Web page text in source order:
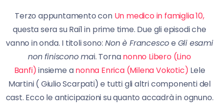
Terzo appuntamento conUn medico in famiglia 10,
questa sera su Rai1 in prime time. Due gli episodi che
vanno in onda. I titoli sono: Non è Francescoe Gli esami
non finiscono mai. Tornanonno Libero (Lino
Banfi)insieme anonna Enrica (Milena Vokotic) Lele
Martini ( Giulio Scarpati) e tutti gli altri componenti del
cast. Ecco le anticipazioni su quanto accadrà in ognuno.